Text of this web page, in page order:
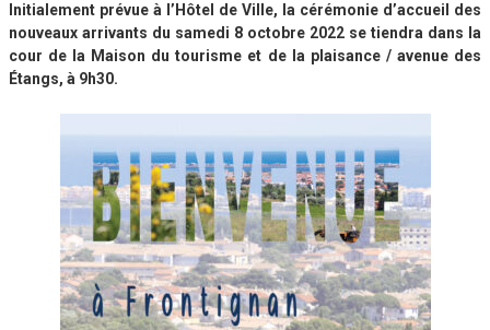
Initialement prévue à l’Hôtel de Ville, la cérémonie d’accueil des
nouveaux arrivants du samedi 8 octobre 2022 se tiendra dans la
cour de la Maison du tourisme et de la plaisance / avenue des
Étangs, à 9h30.